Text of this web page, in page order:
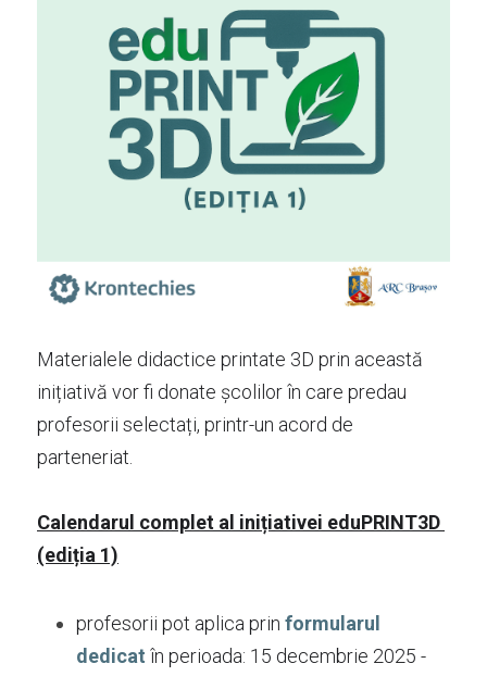
Materialele didactice printate 3D prin această
inițiativă vor fi donate școlilor în care predau
profesorii selectați, printr-un acord de
parteneriat.
Calendarul complet al inițiativei eduPRINT3D
(ediția 1)
profesorii pot aplica prin formularul
dedicat în perioada: 15 decembrie 2025 -